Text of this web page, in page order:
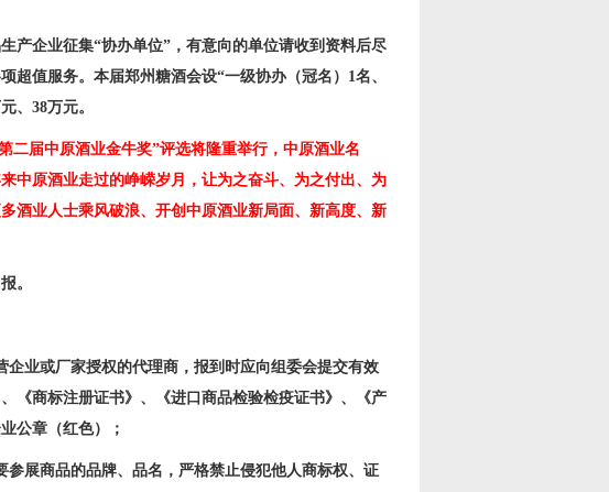
产企业征集“协办单位”，有意向的单位请收到资料后尽
超值服务。本届郑州糖酒会设“一级协办（冠名） 1名、
、 38万元。
二届中原酒业金牛奖”评选将隆重举行，中原酒业名
中原酒业走过的峥嵘岁月，让为之奋斗、为之付出、为
酒业人士乘风破浪、开创中原酒业新局面、新高度、新
。
业或厂家授权的代理商，报到时应向组委会提交有效
《商标注册证书》、《进口商品检验检疫证书》、《产
公章（红色）；
展商品的品牌、品名，严格禁止侵犯他人商标权、证